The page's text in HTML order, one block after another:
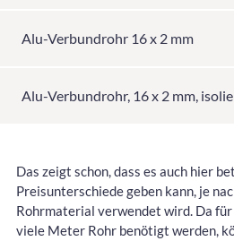
Alu-Verbundrohr 16 x 2 mm
Alu-Verbundrohr, 16 x 2 mm,
Das zeigt schon, dass es auch hier
Preisunterschiede geben kann, je
Rohrmaterial verwendet wird. Da für
viele Meter Rohr benötigt werden,